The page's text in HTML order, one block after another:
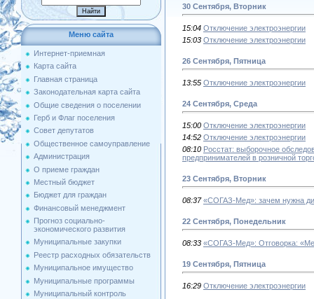
Меню сайта
Интернет-приемная
Карта сайта
Главная страница
Законодательная карта сайта
Общие сведения о поселении
Герб и Флаг поселения
Совет депутатов
Общественное самоуправление
Администрация
О приеме граждан
Местный бюджет
Бюджет для граждан
Финансовый менеджмент
Прогноз социально-
экономического развития
Муниципальные закупки
Реестр расходных обязательств
Муниципальное имущество
Муниципальные программы
Муниципальный контроль
30 Сентября, Вторник
15:04 Отключение электроэнергии
15:03 Отключение электроэнергии
26 Сентября, Пятница
13:55 Отключение электроэнергии
24 Сентября, Среда
15:00 Отключение электроэнергии
14:52 Отключение электроэнергии
08:10 Росстат: выборочное
предпринимателей в розничной
23 Сентября, Вторник
08:37 «СОГАЗ-Мед»: зачем нужна
22 Сентября, Понедельник
08:33 «СОГАЗ-Мед»: Отговорка:
19 Сентября, Пятница
16:29 Отключение электроэнергии